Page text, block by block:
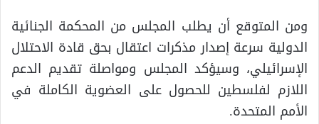
ومن المتوقع أن يطلب المجلس من المحكمة الجنائية
الدولية سرعة إصدار مذكرات اعتقال بحق قادة الاحتلال
الإسرائيلي، وسيؤكد المجلس ومواصلة تقديم الدعم
اللازم لفلسطين للحصول على العضوية الكاملة في
الأمم المتحدة.